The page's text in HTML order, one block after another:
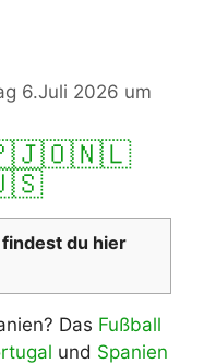
6.Juli 2026 um
🇯🇴🇳🇱
du hier
Das Fußball
und Spanien